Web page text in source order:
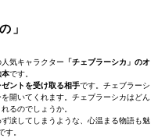
」
気キャラクター 「チェブラーシカ」のオ
本です。
ゼントを受け取る相手です。チェブラーシ
開いてくれます。チェブラーシカはどん
るのでしょうか。
ず涙してしまうような、心温まる物語も魅
す。